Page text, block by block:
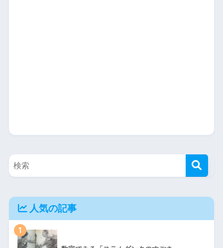
人気の記事
1